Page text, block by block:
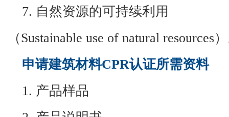
7. 自然资源的可持续利用
（Sustainable use of natural resources
申请建筑材料CPR认证所需资料
1. 产品样品